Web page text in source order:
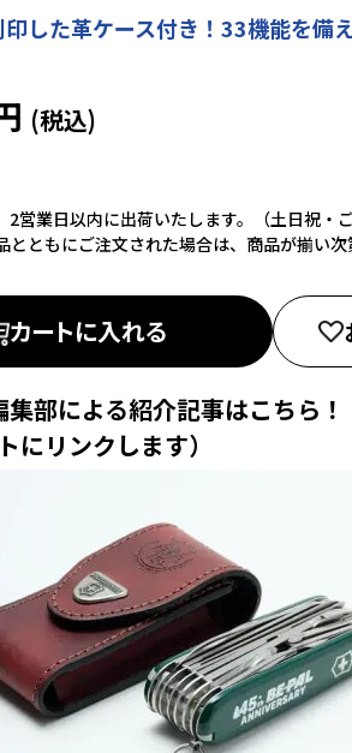
した革ケース付き！33機能を備
2営業日以内に出荷いたします。（土日祝・
とともにご注文された場合は、商品が揃い次
カートに入れる
部による紹介記事はこちら！
にリンクします）